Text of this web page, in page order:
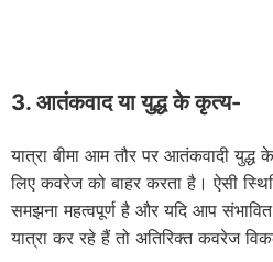
3. आतंकवाद या युद्ध के कृत्य-
यात्रा बीमा आम तौर पर आतंकवादी
लिए कवरेज को बाहर करता है। ऐसी
समझना महत्वपूर्ण है और यदि आप संभावित
यात्रा कर रहे हैं तो अतिरिक्त कवरेज